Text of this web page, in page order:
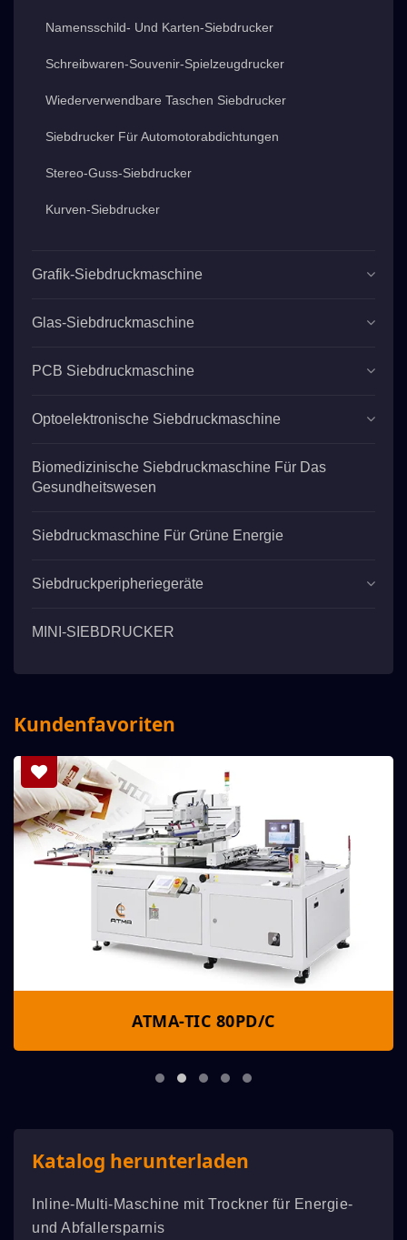
Namensschild- Und Karten-Siebdrucker
Schreibwaren-Souvenir-Spielzeugdrucker
Wiederverwendbare Taschen Siebdrucker
Siebdrucker Für Automotorabdichtungen
Stereo-Guss-Siebdrucker
Kurven-Siebdrucker
Grafik-Siebdruckmaschine
Glas-Siebdruckmaschine
PCB Siebdruckmaschine
Optoelektronische Siebdruckmaschine
Biomedizinische Siebdruckmaschine Für Das
Gesundheitswesen
Siebdruckmaschine Für Grüne Energie
Siebdruckperipheriegeräte
MINI-SIEBDRUCKER
Kundenfavoriten
ATMA-TIC 80PD/C
Katalog herunterladen
Inline-Multi-Maschine mit Trockner für Energie-
und Abfallersparnis